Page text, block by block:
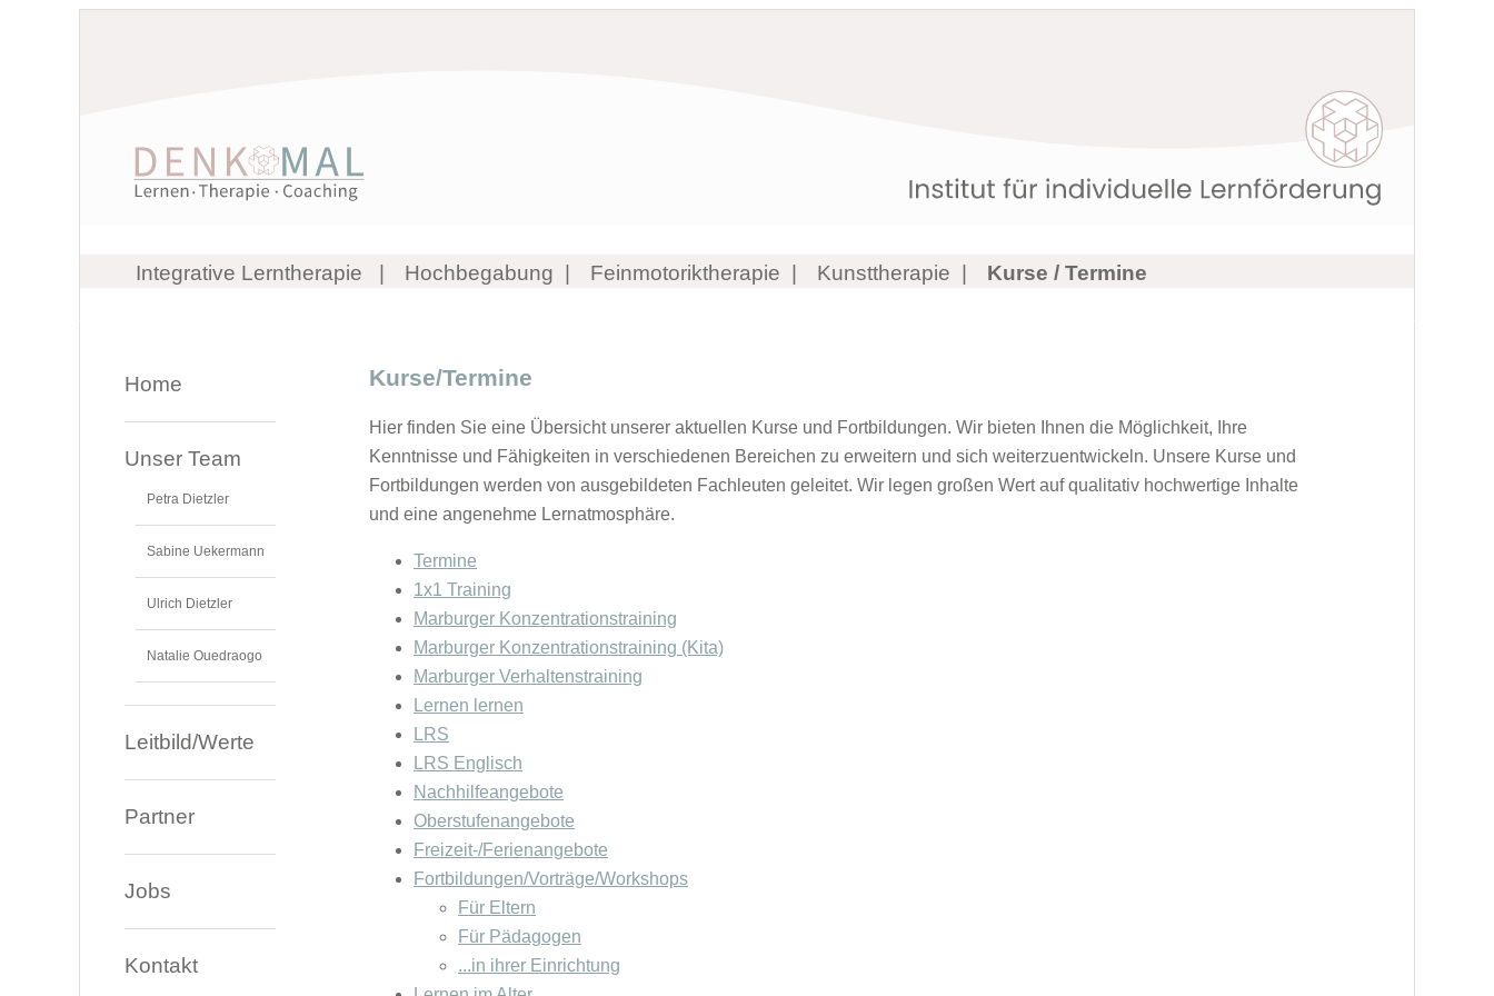
Integrative Lerntherapie Hochbegabung Feinmotoriktherapie Kunsttherapie Kurse / Termine
Home
Unser Team
Petra Dietzler
Sabine Uekermann
Ulrich Dietzler
Natalie Ouedraogo
Leitbild/Werte
Partner
Jobs
Kontakt
Kurse/Termine
Hier finden Sie eine Übersicht unserer aktuellen Kurse und Fortbildungen. Wir bieten Ihnen die Möglichkeit, Ihre
Kenntnisse und Fähigkeiten in verschiedenen Bereichen zu erweitern und sich weiterzuentwickeln. Unsere Kurse und
Fortbildungen werden von ausgebildeten Fachleuten geleitet. Wir legen großen Wert auf qualitativ hochwertige Inhalte
und eine angenehme Lernatmosphäre.
Termine
1x1 Training
Marburger Konzentrationstraining
Marburger Konzentrationstraining (Kita)
Marburger Verhaltenstraining
Lernen lernen
LRS
LRS Englisch
Nachhilfeangebote
Oberstufenangebote
Freizeit-/Ferienangebote
Fortbildungen/Vorträge/Workshops
Für Eltern
Für Pädagogen
...in ihrer Einrichtung